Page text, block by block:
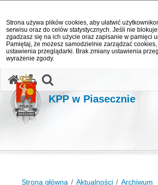
Strona używa plików cookies, aby ułatwić
serwisu oraz do celów statystycznych. Jeśli nie
zgadzasz się na ich użycie oraz zapisanie w pamięci
Pamiętaj, że możesz samodzielnie zarządzać
ustawienia przeglądarki. Brak zmiany ustawienia
wyrażenie zgody.
KPP w Piasecznie
Strona główna Aktualności Archiwum